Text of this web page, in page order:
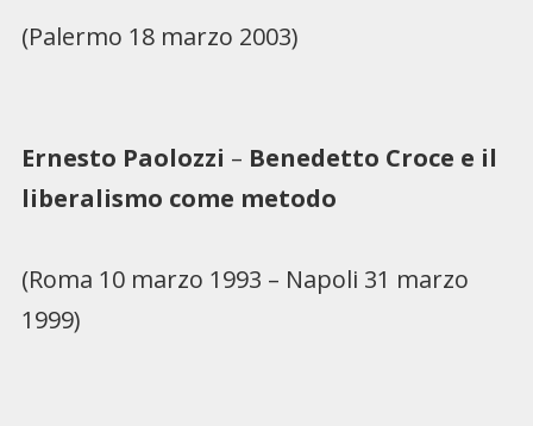
(Palermo 18 marzo 2003)
Ernesto Paolozzi – Benedetto Croce e il
liberalismo come metodo
(Roma 10 marzo 1993 – Napoli 31 marzo
1999)